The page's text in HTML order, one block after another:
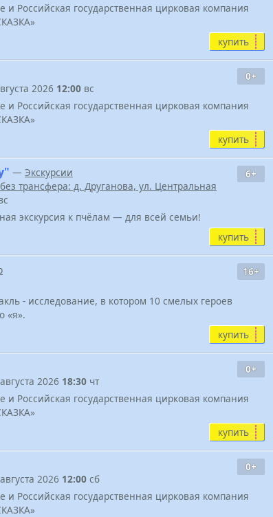
и Российская государственная цирковая компания
купить
0+
2026 12:00 вс
и Российская государственная цирковая компания
купить
6+
— Экскурсии
трансфера: д. Друганова, ул. Центральная
экскурсия к пчёлам — для всей семьи!
купить
16+
- исследование, в котором 10 смелых героев
«я».
купить
0+
2026 18:30 чт
и Российская государственная цирковая компания
купить
0+
2026 12:00 сб
и Российская государственная цирковая компания